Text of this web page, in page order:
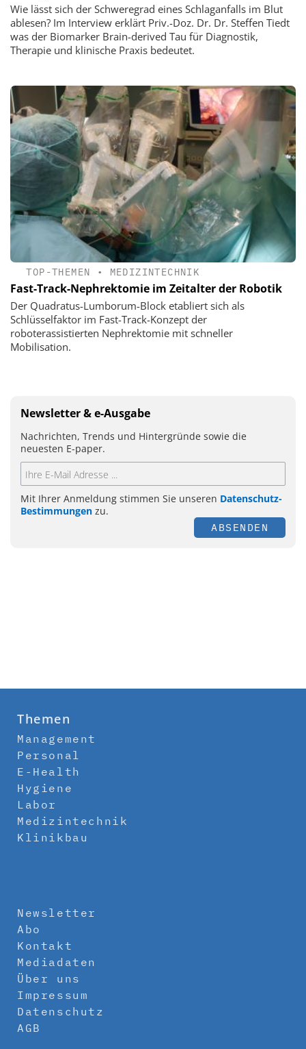
Wie lässt sich der Schweregrad eines Schlaganfalls im Blut
ablesen? Im Interview erklärt Priv.-Doz. Dr. Dr. Steffen Tiedt
was der Biomarker Brain-derived Tau für Diagnostik,
Therapie und klinische Praxis bedeutet.
TOP-THEMEN • MEDIZINTECHNIK
Fast-Track-Nephrektomie im Zeitalter der Robotik
Der Quadratus-Lumborum-Block etabliert sich als
Schlüsselfaktor im Fast-Track-Konzept der
roboterassistierten Nephrektomie mit schneller
Mobilisation.
Newsletter & e-Ausgabe
Nachrichten, Trends und Hintergründe sowie die
neuesten E-paper.
Mit Ihrer Anmeldung stimmen Sie unseren Datenschutz-
Bestimmungen zu.
ABSENDEN
Themen
Management
Personal
E-Health
Hygiene
Labor
Medizintechnik
Klinikbau
Newsletter
Abo
Kontakt
Mediadaten
Über uns
Impressum
Datenschutz
AGB